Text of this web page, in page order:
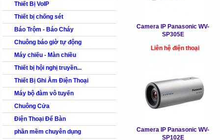
Thiết Bị VoIP
Thiết bị chống sét
Báo Trộm - Báo Cháy
Chuông báo giờ tự động
Máy chiếu - Màn chiều
Thiết bị hội nghị truyền...
Thiết Bị Ghi Âm Điện Thoại
Máy bộ đàm vô tuyến
Chuông Cửa
Điện Thoại Để Bàn
phần mềm chuyên dụng
Camera IP Panasonic WV-
SP305E
Liên hệ điện thoại
Camera IP Panasonic WV-
SP102E